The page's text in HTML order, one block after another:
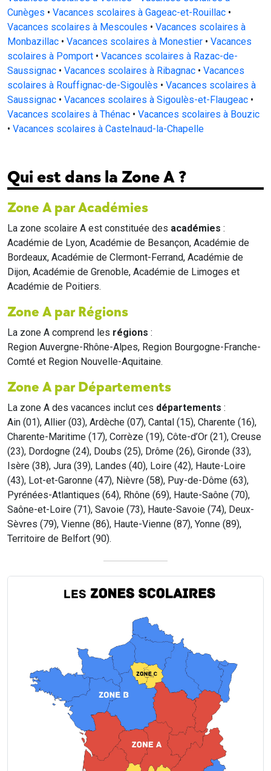
Cunèges • Vacances scolaires à Gageac-et-Rouillac •
Vacances scolaires à Mescoules • Vacances scolaires à
Monbazillac • Vacances scolaires à Monestier • Vacances
scolaires à Pomport • Vacances scolaires à Razac-de-
Saussignac • Vacances scolaires à Ribagnac • Vacances
scolaires à Rouffignac-de-Sigoulès • Vacances scolaires à
Saussignac • Vacances scolaires à Sigoulès-et-Flaugeac •
Vacances scolaires à Thénac • Vacances scolaires à Bouzic
• Vacances scolaires à Castelnaud-la-Chapelle
Qui est dans la Zone A ?
Zone A par Académies
La zone scolaire A est constituée des académies :
Académie de Lyon, Académie de Besançon, Académie de
Bordeaux, Académie de Clermont-Ferrand, Académie de
Dijon, Académie de Grenoble, Académie de Limoges et
Académie de Poitiers.
Zone A par Régions
La zone A comprend les régions :
Region Auvergne-Rhône-Alpes, Region Bourgogne-Franche-
Comté et Region Nouvelle-Aquitaine.
Zone A par Départements
La zone A des vacances inclut ces départements :
Ain (01), Allier (03), Ardèche (07), Cantal (15), Charente (16),
Charente-Maritime (17), Corrèze (19), Côte-d’Or (21), Creuse
(23), Dordogne (24), Doubs (25), Drôme (26), Gironde (33),
Isère (38), Jura (39), Landes (40), Loire (42), Haute-Loire
(43), Lot-et-Garonne (47), Nièvre (58), Puy-de-Dôme (63),
Pyrénées-Atlantiques (64), Rhône (69), Haute-Saône (70),
Saône-et-Loire (71), Savoie (73), Haute-Savoie (74), Deux-
Sèvres (79), Vienne (86), Haute-Vienne (87), Yonne (89),
Territoire de Belfort (90).